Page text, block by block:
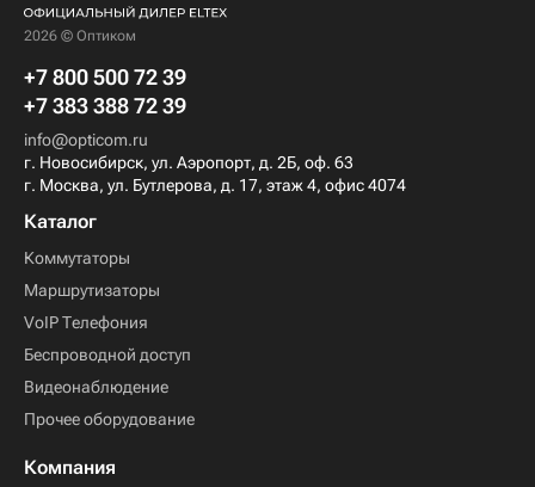
2026 © Оптиком
+7 800 500 72 39
+7 383 388 72 39
info@opticom.ru
г. Новосибирск, ул. Аэропорт, д. 2Б, оф. 63
г. Москва, ул. Бутлерова, д. 17, этаж 4, офис 4074
Каталог
Коммутаторы
Маршрутизаторы
VoIP Телефония
Беспроводной доступ
Видеонаблюдение
Прочее оборудование
Компания